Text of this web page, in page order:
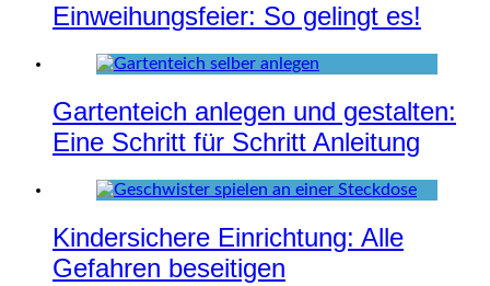
Einweihungsfeier: So gelingt es!
Gartenteich anlegen und gestalten:
Eine Schritt für Schritt Anleitung
Kindersichere Einrichtung: Alle
Gefahren beseitigen